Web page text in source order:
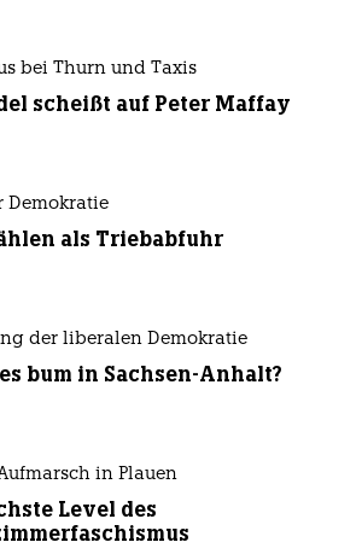
bei Thurn und Taxis
scheißt auf Peter Maffay
Demokratie
als Triebabfuhr
der liberalen Demokratie
bum in Sachsen-Anhalt?
in Plauen
Level des